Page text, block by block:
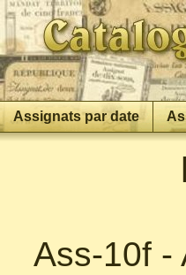
Assignats par date
Ass-10f -